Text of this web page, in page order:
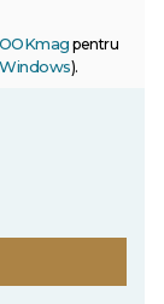
pentru
Windows).